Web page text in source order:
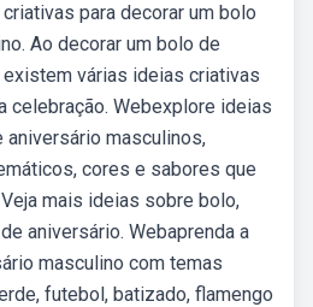
para decorar um bolo
Ao decorar um bolo de
várias ideias criativas
celebração. Webexplore ideias
masculinos,
cores e sabores que
mais ideias sobre bolo,
aniversário. Webaprenda a
masculino com temas
futebol, batizado, flamengo